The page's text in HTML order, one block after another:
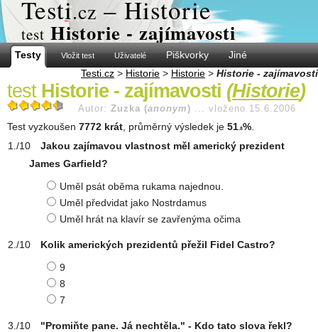
Testi.cz – Historie
test Historie - zajímavosti
Testy Vložit test Uživatelé Piškvorky
Jiné
Testi.cz > Historie > Historie > Historie - zajímavosti
test Historie - zajímavosti (Historie)
Autor: Zuzka (anonym ) ... vloženo 15.6.2006
Test vyzkoušen 7772 krát , průměrný výsledek je 51 .8%
Jakou zajímavou vlastnost měl americký prezident
James Garfield?
Uměl psát oběma rukama najednou.
Uměl předvidat jako Nostrdamus
Uměl hrát na klavír se zavřenýma očima
Kolik amerických prezidentů přežil Fidel Castro?
9
8
7
"Promiňte pane. Já nechtěla." - Kdo tato slova řekl?